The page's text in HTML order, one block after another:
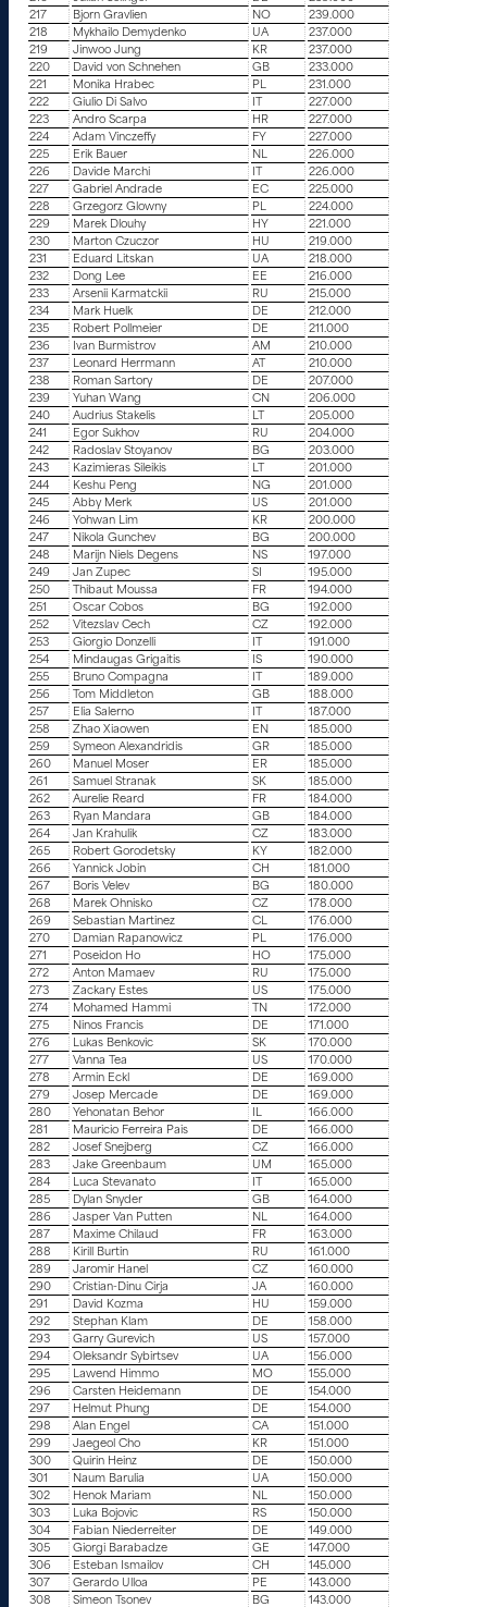
217
Bjorn Gravlien NO
239.000
218
Mykhailo Demydenko UA
237.000
219
Jinwoo Jung KR
237.000
220
David von Schnehen GB
233.000
221
Monika Hrabec PL
231.000
222
Giulio Di Salvo
227.000
223
Andro Scarpa HR
227.000
224
Adam Vinczeffy FY
227.000
225
Erik Bauer NL
226.000
226
Davide Marchi
226.000
227
Gabriel Andrade EC
225.000
228
Grzegorz Glowny PL
224.000
229
Marek Dlouhy HY
221.000
230
Marton Czuczor HU
219.000
231
Eduard Litskan UA
218.000
232
Dong Lee EE
216.000
233
Arsenii Karmatckii RU
215.000
234
Mark Huelk DE
212.000
235
Robert Pollmeier DE
211.000
236
Ivan Burmistrov AM
210.000
237
Leonard Herrmann AT
210.000
238
Roman Sartory DE
207.000
239
Yuhan Wang CN
206.000
240
Audrius Stakelis LT
205.000
241
Egor Sukhov RU
204.000
242
Radoslav Stoyanov BG
203.000
243
Kazimieras Sileikis LT
201.000
244
Keshu Peng NG
201.000
245
Abby Merk US
201.000
246
Yohwan Lim KR
200.000
247
Nikola Gunchev BG
200.000
248
Marijn Niels Degens NS
197.000
249
Jan Zupec SI
195.000
250
Thibaut Moussa FR
194.000
251
Oscar Cobos BG
192.000
252
Vitezslav Cech CZ
192.000
253
Giorgio Donzelli
191.000
254
Mindaugas Grigaitis IS
190.000
255
Bruno Compagna
189.000
256
Tom Middleton GB
188.000
257
Elia Salerno
187.000
258
Zhao Xiaowen EN
185.000
259
Symeon Alexandridis GR
185.000
260
Manuel Moser ER
185.000
261
Samuel Stranak SK
185.000
262
Aurelie Reard FR
184.000
263
Ryan Mandara GB
184.000
264
Jan Krahulik CZ
183.000
265
Robert Gorodetsky KY
182.000
266
Yannick Jobin CH
181.000
267
Boris Velev BG
180.000
268
Marek Ohnisko CZ
178.000
269
Sebastian Martinez CL
176.000
270
Damian Rapanowicz PL
176.000
271
Poseidon Ho HO
175.000
272
Anton Mamaev RU
175.000
273
Zackary Estes US
175.000
274
Mohamed Hammi TN
172.000
275
Ninos Francis DE
171.000
276
Lukas Benkovic SK
170.000
277
Vanna Tea US
170.000
278
Armin Eckl DE
169.000
279
Josep Mercade DE
169.000
280
Yehonatan Behor IL
166.000
281
Mauricio Ferreira Pais DE
166.000
282
Josef Snejberg CZ
166.000
283
Jake Greenbaum UM
165.000
284
Luca Stevanato
165.000
285
Dylan Snyder GB
164.000
286
Jasper Van Putten NL
164.000
287
Maxime Chilaud FR
163.000
288
Kirill Burtin RU
161.000
289
Jaromir Hanel CZ
160.000
290
Cristian-Dinu Cirja JA
160.000
291
David Kozma HU
159.000
292
Stephan Klam DE
158.000
293
Garry Gurevich US
157.000
294
Oleksandr Sybirtsev UA
156.000
295
Lawend Himmo MO
155.000
296
Carsten Heidemann DE
154.000
297
Helmut Phung DE
154.000
298
Alan Engel CA
151.000
299
Jaegeol Cho KR
151.000
300
Quirin Heinz DE
150.000
301
Naum Barulia UA
150.000
302
Henok Mariam NL
150.000
303
Luka Bojovic RS
150.000
304
Fabian Niederreiter DE
149.000
305
Giorgi Barabadze GE
147.000
306
Esteban Ismailov CH
145.000
307
Gerardo Ulloa PE
143.000
308
Simeon Tsonev BG 143.000